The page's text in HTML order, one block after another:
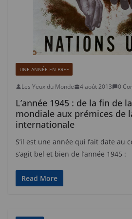
UNE ANNÉE EN BREF
Les Yeux du Monde 4 août 2013 0
L’année 1945 : de la fin de
mondiale aux prémices de
internationale
S’il est une année qui fait date au
s’agit bel et bien de l’année 1945 :
Read More